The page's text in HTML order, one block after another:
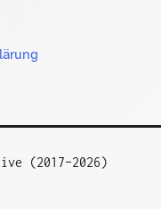
(2017–2026)